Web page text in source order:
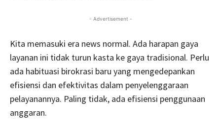
- Advertisement -
Kita memasuki era news normal. Ada harapan gaya
layanan ini tidak turun kasta ke gaya tradisional. Perlu
ada habituasi birokrasi baru yang mengedepankan
efisiensi dan efektivitas dalam penyelenggaraan
pelayanannya. Paling tidak, ada efisiensi penggunaan
anggaran.